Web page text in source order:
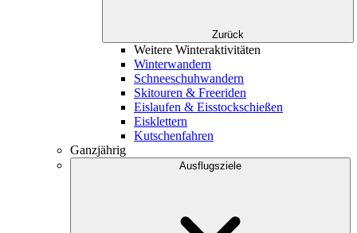
Zurück
Weitere Winteraktivitäten
Winterwandern
Schneeschuhwandern
Skitouren & Freeriden
Eislaufen & Eisstockschießen
Eisklettern
Kutschenfahren
Ganzjährig
Ausflugsziele